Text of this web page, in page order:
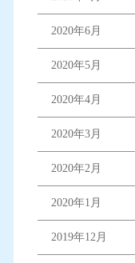
2020年6月
2020年5月
2020年4月
2020年3月
2020年2月
2020年1月
2019年12月